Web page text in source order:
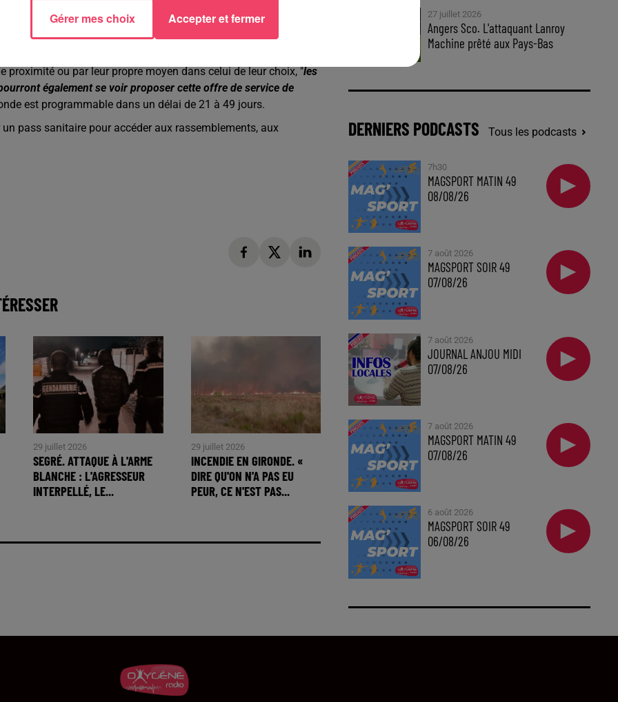
dose. 50,5 % ont une vaccination complète.
de la région
ou par leur propre moyen dans celui de leur choix, "les
également se voir proposer cette offre de service de
est programmable dans un délai de 21 à 49 jours.
pass sanitaire pour accéder aux rassemblements, aux
29 juillet 2026
SEGRÉ. ATTAQUE À L'ARME
BLANCHE : L'AGRESSEUR
INTERPELLÉ, LE...
29 juillet 2026
INCENDIE EN GIRONDE. «
DIRE QU'ON N'A PAS EU
PEUR, CE N'EST PAS...
27 juillet 2026
Angers Sco. L'attaquant Lanroy
Machine prêté aux Pays-Bas
DERNIERS PODCASTS Tous les podcasts
7h30
MAGSPORT MATIN 49
08/08/26
7 août 2026
MAGSPORT SOIR 49
07/08/26
7 août 2026
JOURNAL ANJOU MIDI
07/08/26
7 août 2026
MAGSPORT MATIN 49
07/08/26
6 août 2026
MAGSPORT SOIR 49
06/08/26
Gérer mes choix Accepter et fermer